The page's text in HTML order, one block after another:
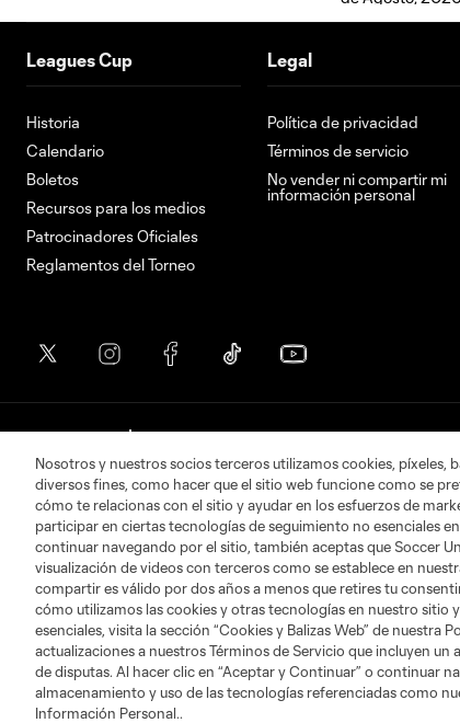
Leagues Cup
Historia
Calendario
Boletos
Recursos para los medios
Patrocinadores Oficiales
Reglamentos del Torneo
Legal
Política de privacidad
Términos de servicio
No vender ni compartir mi
información personal
Términos de servicio Política de
©2026 Soccer United Marketing, LLC. El
Nosotros y nuestros socios terceros utilizamos cookies, píxeles,
diversos fines, como hacer que el sitio web funcione como se
cómo te relacionas con el sitio y ayudar en los esfuerzos de
participar en ciertas tecnologías de seguimiento no esenciales
continuar navegando por el sitio, también aceptas que Soccer
visualización de videos con terceros como se establece en
compartir es válido por dos años a menos que retires tu
cómo utilizamos las cookies y otras tecnologías en nuestro
esenciales, visita la sección “Cookies y Balizas Web” de nuestra
actualizaciones a nuestros Términos de Servicio que incluyen
de disputas. Al hacer clic en “Aceptar y Continuar” o continuar
almacenamiento y uso de las tecnologías referenciadas como
Información Personal..